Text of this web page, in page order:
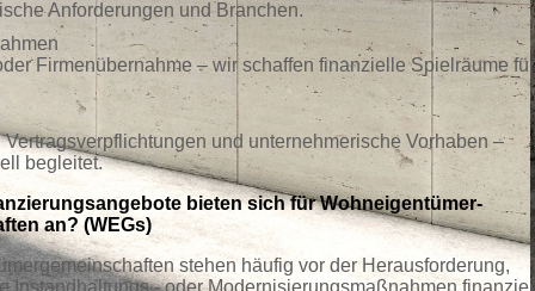
Anforderungen und Branchen.
Firmenübernahme – wir schaffen finanzielle Spielräume für
und unternehmerische Vorhaben –
begleitet.
bieten sich für Wohneigentümer-
an? (WEGs)
stehen häufig vor der Herausforderung,